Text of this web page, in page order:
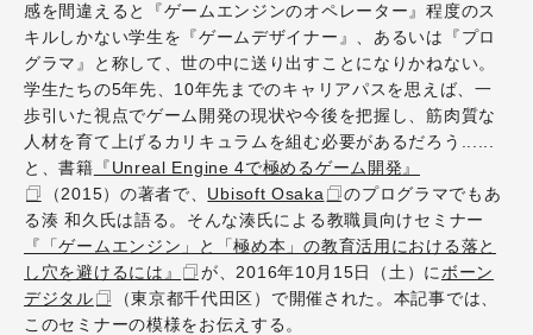
感を間違えると『ゲームエンジンのオペレーター』程度のス
キルしかない学生を『ゲームデザイナー』、あるいは『プロ
グラマ』と称して、世の中に送り出すことになりかねない。
学生たちの5年先、10年先までのキャリアパスを思えば、一
歩引いた視点でゲーム開発の現状や今後を把握し、筋肉質な
人材を育て上げるカリキュラムを組む必要があるだろう......
と、書籍 『Unreal Engine 4で極めるゲーム開発』
（2015）の著者で、 Ubisoft Osaka
のプログラマでもあ
る湊 和久氏は語る。そんな湊氏による教職員向けセミナー
『「ゲームエンジン」と「極め本」の教育活用における落と
し穴を避けるには』
が、2016年10月15日（土）に ボーン
デジタル
（東京都千代田区）で開催された。本記事では、
このセミナーの模様をお伝えする。